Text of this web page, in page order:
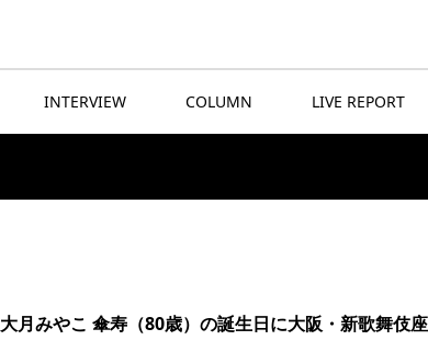
INTERVIEW COLUMN LIVE REPORT
大月みやこ 傘寿（80歳）の誕生日に大阪・新歌舞伎